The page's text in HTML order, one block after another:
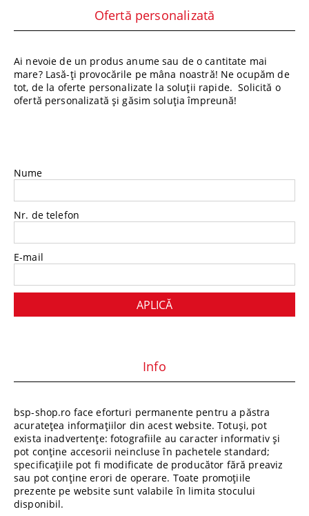
Ofertă personalizată
Ai nevoie de un produs anume sau de o cantitate mai
mare? Lasă-ți provocările pe mâna noastră! Ne ocupăm de
tot, de la oferte personalizate la soluții rapide. Solicită o
ofertă personalizată și găsim soluția împreună!
Nume
Nr. de telefon
E-mail
Info
bsp-shop.ro face eforturi permanente pentru a păstra
acuratețea informațiilor din acest website. Totuși, pot
exista inadvertențe: fotografiile au caracter informativ și
pot conține accesorii neincluse în pachetele standard;
specificațiile pot fi modificate de producător fără preaviz
sau pot conține erori de operare. Toate promoțiile
prezente pe website sunt valabile în limita stocului
disponibil.